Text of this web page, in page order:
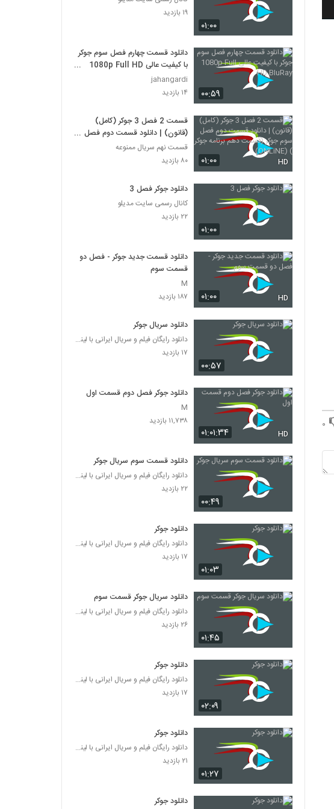
۰
۰۱:۰۰
۱۹ بازدید
۰۰:۵۹
دانلود قسمت چهارم فصل سوم جوکر
با کیفیت عالی 1080p Full HD
BluRay
jahangardi
۱۴ بازدید
۰۱:۰۰ HD
قسمت 2 فصل 3 جوکر (کامل)
(قانون) | دانلود قسمت دوم فصل
سوم جوکر (قسمت دهم برنامه جوکر )
(ONLiNE)
قسمت نهم سریال ممنوعه
۸۰ بازدید
۰۱:۰۰
دانلود جوکر فصل 3
کانال رسمی سایت مدیلو
۲۲ بازدید
۰۱:۰۰ HD
دانلود قسمت جدید جوکر - فصل دو
قسمت سوم
M
۱۸۷ بازدید
۰۰:۵۷
دانلود سریال جوکر
دانلود رایگان فیلم و سریال ایرانی با لینک مستقیم
۱۷ بازدید
۰۱:۰۱:۳۴ HD
دانلود جوکر فصل دوم قسمت اول
M
۱۱,۷۳۸ بازدید
۰۰:۴۹
دانلود قسمت سوم سریال جوکر
دانلود رایگان فیلم و سریال ایرانی با لینک مستقیم
۲۲ بازدید
۰۱:۰۳
دانلود جوکر
دانلود رایگان فیلم و سریال ایرانی با لینک مستقیم
۱۷ بازدید
۰۱:۴۵
دانلود سریال جوکر قسمت سوم
دانلود رایگان فیلم و سریال ایرانی با لینک مستقیم
۲۶ بازدید
۰۲:۰۹
دانلود جوکر
دانلود رایگان فیلم و سریال ایرانی با لینک مستقیم
۱۷ بازدید
۰۱:۲۷
دانلود جوکر
دانلود رایگان فیلم و سریال ایرانی با لینک مستقیم
۲۱ بازدید
دانلود جوکر